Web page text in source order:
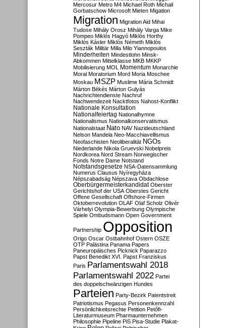
Mercosur Metro M4 Michael Roth Michail
Gorbatschow Microsoft Mieten Migation
Migration Migration Aid Mihai
Tudose Mihály Orosz Mihály Varga Mike
Pompeo Miklós Hagyó Miklós Horthy
Miklós Kásler Miklós Németh Miklós
Seszták Militär Milla Milo Yiannopoulos
Minderheiten Mindestlohn Minsk-
Abkommen Mittelklasse MKB MKKP
Mobilisierung MOL Momentum Monarchie
Moral Moratorium Mord Moria Moschee
Moskau MSZP Muslime Mária Schmidt
Márton Békés Márton Gulyás
Nachrichtendienste Nachruf
Nachwendezeit Nacktfotos Nahost-Konflikt
Nationale Konsultation
Nationalfeiertag Nationalhymne
Nationalismus Nationalkonservatismus
Nationalstaat Nato NAV Nazideutschland
Nelson Mandela Neo-Macchiavellismus
Neofaschisten Neoliberalität NGOs
Niederlande Nikola Gruevski Nobelpreis
Nordkorea Nord Stream Norwegischer
Fonds Notre Dame Notstand
Notstandsgesetze NSA-Datensammlung
Numerus Clausus Nyíregyháza
Népszabadság Népszava Obdachlose
Oberbürgermeisterkandidat Oberster
Gerichtshof der USA Oberstes Gericht
Offene Gesellschaft Offshore-Firmen
Oktoberrevolution OLAF Olaf Scholz Olivér
Várhelyi Olympia-Bewerbung Olympische
Spiele Ombudsmann Open Government
Partnership Opposition
Origo Oscar Ostbahnhof Ostern OSZE
OTP Palästina Panama Papers
Paneuropäisches Picknick Paparazzo
Papst Benedikt XVI. Papst Franziskus
Paris Parlamentswahl 2018
Parlamentswahl 2022 Partei
des doppelschwänzigen Hundes
Parteien Party-Bezirk Patentstreit
Patriotismus Pegasus Personenkennzahl
Persönlichkeitsrechte Petition Petőfi-
Literaturmuseum Pharmaunternehmen
Philosophie Pipeline PiS Pisa-Studie Plakat-